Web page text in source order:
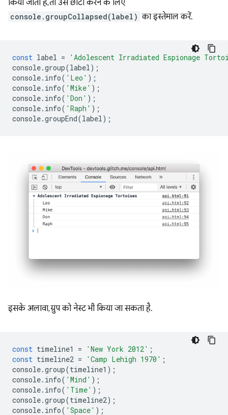
किया जाता है, तो उसे छोटा करने के लिए
console.groupCollapsed(label) का इस्तेमाल करें.
const label =
'Adolescent Irradiated Espionage
console.group(label);
console. info( 'Leo' );
console. info( 'Mike' );
console. info( 'Don' );
console. info( 'Raph' );
console.groupEnd(label);
इसके अलावा, ग्रुप को नेस्ट भी किया जा सकता है.
const timeline1 = 'New York 2012' ;
const timeline2 = 'Camp Lehigh 1970' ;
console.group(timeline1 );
console. info( 'Mind' );
console. info( 'Time' );
console.group(timeline2);
console. info( 'Space' );